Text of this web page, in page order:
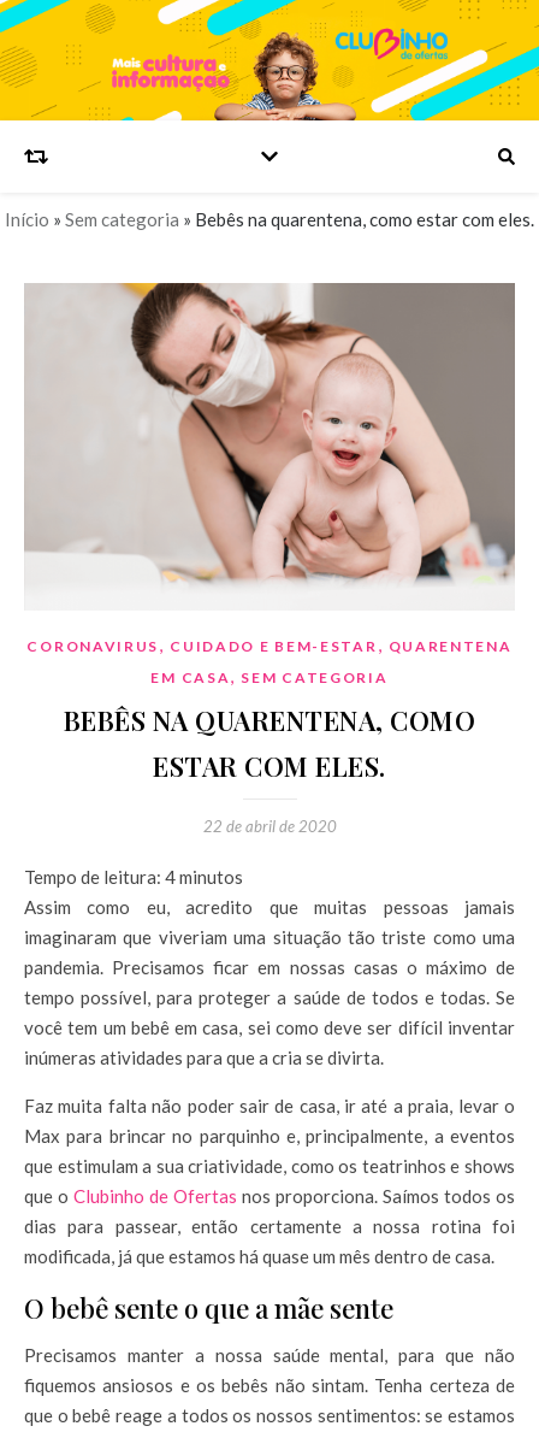
Início » Sem categoria » Bebês na quarentena, como estar com eles.
CORONAVIRUS , CUIDADO E BEM-ESTAR , QUARENTENA
EM CASA , SEM CATEGORIA
BEBÊS NA QUARENTENA, COMO
ESTAR COM ELES.
22 de abril de 2020
Tempo de leitura: 4minutos
Assim como eu, acredito que muitas pessoas jamais
imaginaram que viveriam uma situação tão triste como uma
pandemia. Precisamos ficar em nossas casas o máximo de
tempo possível, para proteger a saúde de todos e todas. Se
você tem um bebê em casa, sei como deve ser difícil inventar
inúmeras atividades para que a cria se divirta.
Faz muita falta não poder sair de casa, ir até a praia, levar o
Max para brincar no parquinho e, principalmente, a eventos
que estimulam a sua criatividade, como os teatrinhos e shows
que o Clubinho de Ofertas nos proporciona. Saímos todos os
dias para passear, então certamente a nossa rotina foi
modificada, já que estamos há quase um mês dentro de casa.
O bebê sente o que a mãe sente
Precisamos manter a nossa saúde mental, para que não
fiquemos ansiosos e os bebês não sintam. Tenha certeza de
que o bebê reage a todos os nossos sentimentos: se estamos